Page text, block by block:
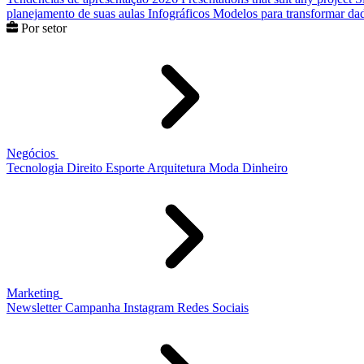
planejamento de suas aulas Infográficos Modelos para transformar
Por setor
Negócios
Tecnologia Direito Esporte Arquitetura Moda Dinheiro
Marketing
Newsletter Campanha Instagram Redes Sociais